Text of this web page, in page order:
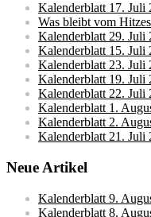
Kalenderblatt 17. Juli
Was bleibt vom
Kalenderblatt 29. Juli
Kalenderblatt 15. Juli
Kalenderblatt 23. Juli
Kalenderblatt 19. Juli
Kalenderblatt 22. Juli
Kalenderblatt 1.
Kalenderblatt 2.
Kalenderblatt 21. Juli
Neue Artikel
Kalenderblatt 9.
Kalenderblatt 8.